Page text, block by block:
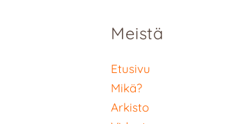
Meistä
Etusivu
Mikä?
Arkisto